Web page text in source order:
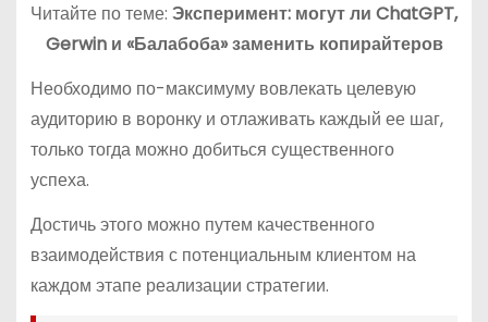
Читайте по теме: Эксперимент: могут ли ChatGPT,
Gerwin и «Балабоба» заменить копирайтеров
Необходимо по-максимуму вовлекать целевую
аудиторию в воронку и отлаживать каждый ее шаг,
только тогда можно добиться существенного
успеха.
Достичь этого можно путем качественного
взаимодействия с потенциальным клиентом на
каждом этапе реализации стратегии.